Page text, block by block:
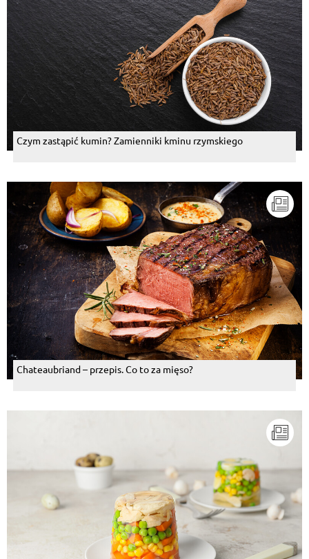
Czym zastąpić kumin? Zamienniki kminu rzymskiego
Chateaubriand – przepis. Co to za mięso?